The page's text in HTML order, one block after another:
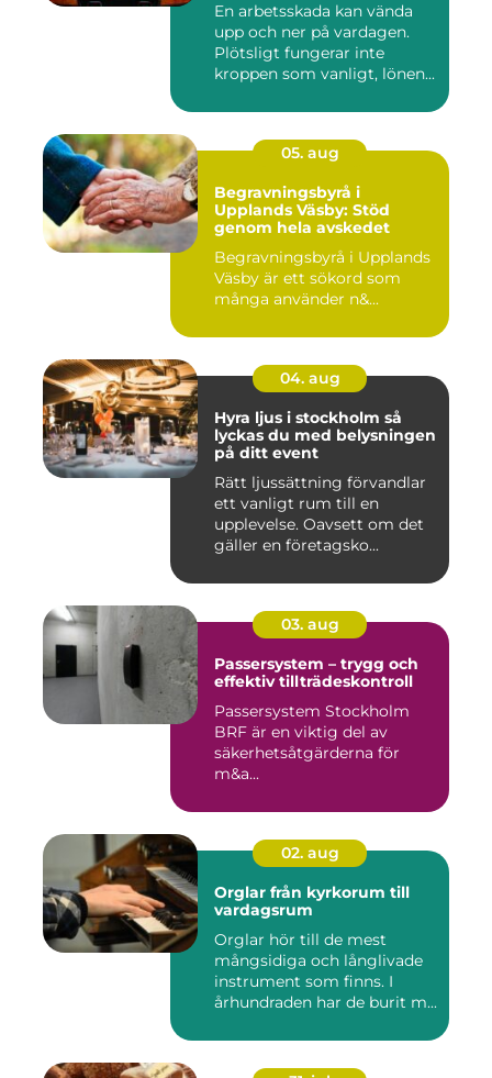
En arbetsskada kan vända
upp och ner på vardagen.
Plötsligt fungerar inte
kroppen som vanligt, lönen...
05. aug
Begravningsbyrå i
Upplands Väsby: Stöd
genom hela avskedet
Begravningsbyrå i Upplands
Väsby är ett sökord som
många använder n&...
04. aug
Hyra ljus i stockholm så
lyckas du med belysningen
på ditt event
Rätt ljussättning förvandlar
ett vanligt rum till en
upplevelse. Oavsett om det
gäller en företagsko...
03. aug
Passersystem – trygg och
effektiv tillträdeskontroll
Passersystem Stockholm
BRF är en viktig del av
säkerhetsåtgärderna för
m&a...
02. aug
Orglar från kyrkorum till
vardagsrum
Orglar hör till de mest
mångsidiga och långlivade
instrument som finns. I
århundraden har de burit m...